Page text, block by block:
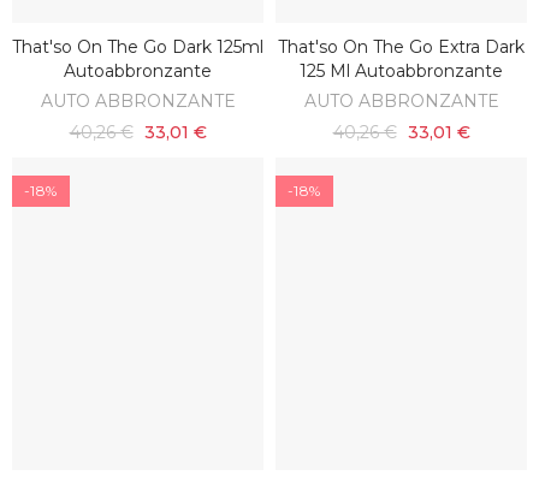
AGGIUNGI AL CARRELLO
That'so On The Go Dark 125ml
Autoabbronzante
AUTO ABBRONZANTE
40,26 € 33,01 €
AGGIUNGI AL CARRELLO
That'so On The Go Extra Dark
125 Ml Autoabbronzante
AUTO ABBRONZANTE
40,26 € 33,01 €
-18% -18%